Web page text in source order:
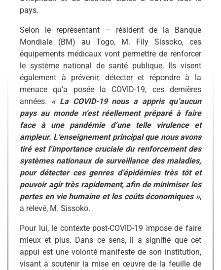
pays.
Selon le représentant – résident de la Banque
Mondiale (BM) au Togo, M. Fily Sissoko, ces
équipements médicaux vont permettre de renforcer
le système national de santé publique. Ils visent
également à prévenir, détecter et répondre à la
menace qu’a posée la COVID-19, ces dernières
années. « La COVID-19 nous a appris qu’aucun
pays au monde n’est réellement préparé à faire
face à une pandémie d’une telle virulence et
ampleur. L’enseignement principal que nous avons
tiré est l’importance cruciale du renforcement des
systèmes nationaux de surveillance des maladies,
pour détecter ces genres d’épidémies très tôt et
pouvoir agir très rapidement, afin de minimiser les
pertes en vie humaine et les coûts économiques »,
a relevé, M. Sissoko.
Pour lui, le contexte post-COVID-19 impose de faire
mieux et plus. Dans ce sens, il a signifié que cet
appui est une volonté manifeste de son institution,
visant à soutenir la mise en œuvre de la feuille de